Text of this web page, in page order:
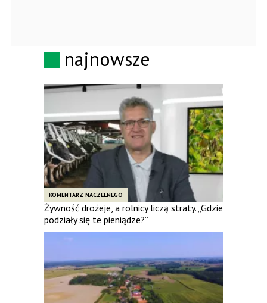
najnowsze
KOMENTARZ NACZELNEGO
Żywność drożeje, a rolnicy liczą straty. „Gdzie
podziały się te pieniądze?”